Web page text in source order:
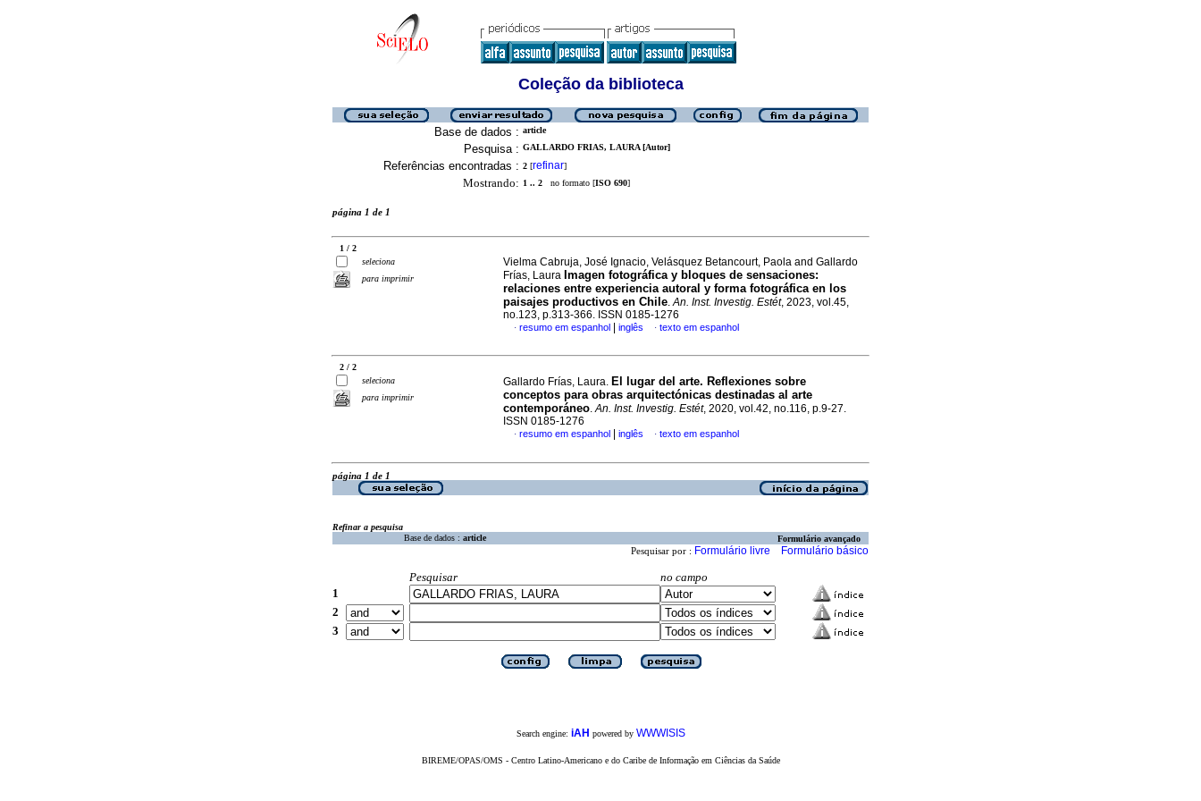
Coleção da biblioteca
Base de dados : article
Pesquisa : GALLARDO FRIAS, LAURA [Autor]
Referências encontradas : 2 [refinar]
Mostrando: 1 .. 2 no formato [ISO 690]
página 1 de 1
1 / 2
seleciona
para imprimir
Vielma Cabruja, José Ignacio, Velásquez Betancourt, Paola and Gallardo
Frías, Laura Imagen fotográfica y bloques de sensaciones:
relaciones entre experiencia autoral y forma fotográfica en los
paisajes productivos en Chile.An. Inst. Investig. Estét, 2023, vol.45,
no.123, p.313-366. ISSN 0185-1276
· resumo em espanhol inglês · texto em espanhol
2 / 2
seleciona
para imprimir
Gallardo Frías, Laura. El lugar del arte. Reflexiones sobre
conceptos para obras arquitectónicas destinadas al arte
contemporáneo.An. Inst. Investig. Estét, 2020, vol.42, no.116, p.9-27.
ISSN 0185-1276
· resumo em espanhol inglês · texto em espanhol
página 1 de 1
Refinar a pesquisa
Base de dados : article Formulário avançado
Pesquisar por : Formulário livre Formulário básico
Pesquisar
no campo
1
2
3
Search engine: iAH powered by WWWISIS
BIREME/OPAS/OMS - Centro Latino-Americano e do Caribe de Informação em Ciências da Saúde